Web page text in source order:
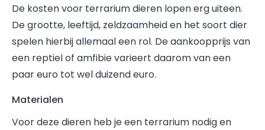
De kosten voor terrarium dieren lopen erg uiteen.
De grootte, leeftijd, zeldzaamheid en het soort dier
spelen hierbij allemaal een rol. De aankoopprijs van
een reptiel of amfibie varieert daarom van een
paar euro tot wel duizend euro.
Materialen
Voor deze dieren heb je een terrarium nodig en